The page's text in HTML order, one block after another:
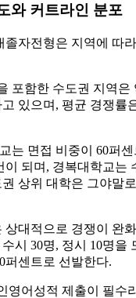
와 커트라인 분포
졸자전형은 지역에 따
포함한 수도권 지역은
있으며, 평균 경쟁률
는 면접 비중이 60퍼
이 되며, 경복대학교는
상위 대학은 그야말
상대적으로 경쟁이 완
시 30명, 정시 10명을
퍼센트로 선발한다.
영어성적 제출이 필수